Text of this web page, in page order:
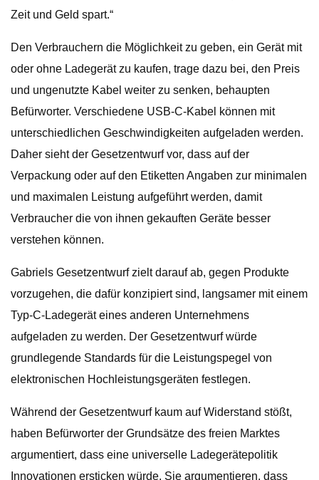
Zeit und Geld spart.“
Den Verbrauchern die Möglichkeit zu geben, ein Gerät mit
oder ohne Ladegerät zu kaufen, trage dazu bei, den Preis
und ungenutzte Kabel weiter zu senken, behaupten
Befürworter. Verschiedene USB-C-Kabel können mit
unterschiedlichen Geschwindigkeiten aufgeladen werden.
Daher sieht der Gesetzentwurf vor, dass auf der
Verpackung oder auf den Etiketten Angaben zur minimalen
und maximalen Leistung aufgeführt werden, damit
Verbraucher die von ihnen gekauften Geräte besser
verstehen können.
Gabriels Gesetzentwurf zielt darauf ab, gegen Produkte
vorzugehen, die dafür konzipiert sind, langsamer mit einem
Typ-C-Ladegerät eines anderen Unternehmens
aufgeladen zu werden. Der Gesetzentwurf würde
grundlegende Standards für die Leistungspegel von
elektronischen Hochleistungsgeräten festlegen.
Während der Gesetzentwurf kaum auf Widerstand stößt,
haben Befürworter der Grundsätze des freien Marktes
argumentiert, dass eine universelle Ladegerätepolitik
Innovationen ersticken würde. Sie argumentieren, dass